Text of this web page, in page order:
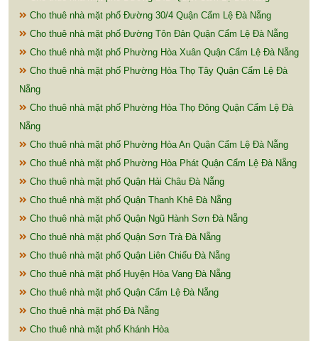
Cho thuê nhà mặt phố Đường 30/4 Quận Cẩm Lệ Đà Nẵng
Cho thuê nhà mặt phố Đường Tôn Đản Quận Cẩm Lệ Đà Nẵng
Cho thuê nhà mặt phố Phường Hòa Xuân Quận Cẩm Lệ Đà Nẵng
Cho thuê nhà mặt phố Phường Hòa Thọ Tây Quận Cẩm Lệ Đà
Nẵng
Cho thuê nhà mặt phố Phường Hòa Thọ Đông Quận Cẩm Lệ Đà
Nẵng
Cho thuê nhà mặt phố Phường Hòa An Quận Cẩm Lệ Đà Nẵng
Cho thuê nhà mặt phố Phường Hòa Phát Quận Cẩm Lệ Đà Nẵng
Cho thuê nhà mặt phố Quận Hải Châu Đà Nẵng
Cho thuê nhà mặt phố Quận Thanh Khê Đà Nẵng
Cho thuê nhà mặt phố Quận Ngũ Hành Sơn Đà Nẵng
Cho thuê nhà mặt phố Quận Sơn Trà Đà Nẵng
Cho thuê nhà mặt phố Quận Liên Chiểu Đà Nẵng
Cho thuê nhà mặt phố Huyện Hòa Vang Đà Nẵng
Cho thuê nhà mặt phố Quận Cẩm Lệ Đà Nẵng
Cho thuê nhà mặt phố Đà Nẵng
Cho thuê nhà mặt phố Khánh Hòa